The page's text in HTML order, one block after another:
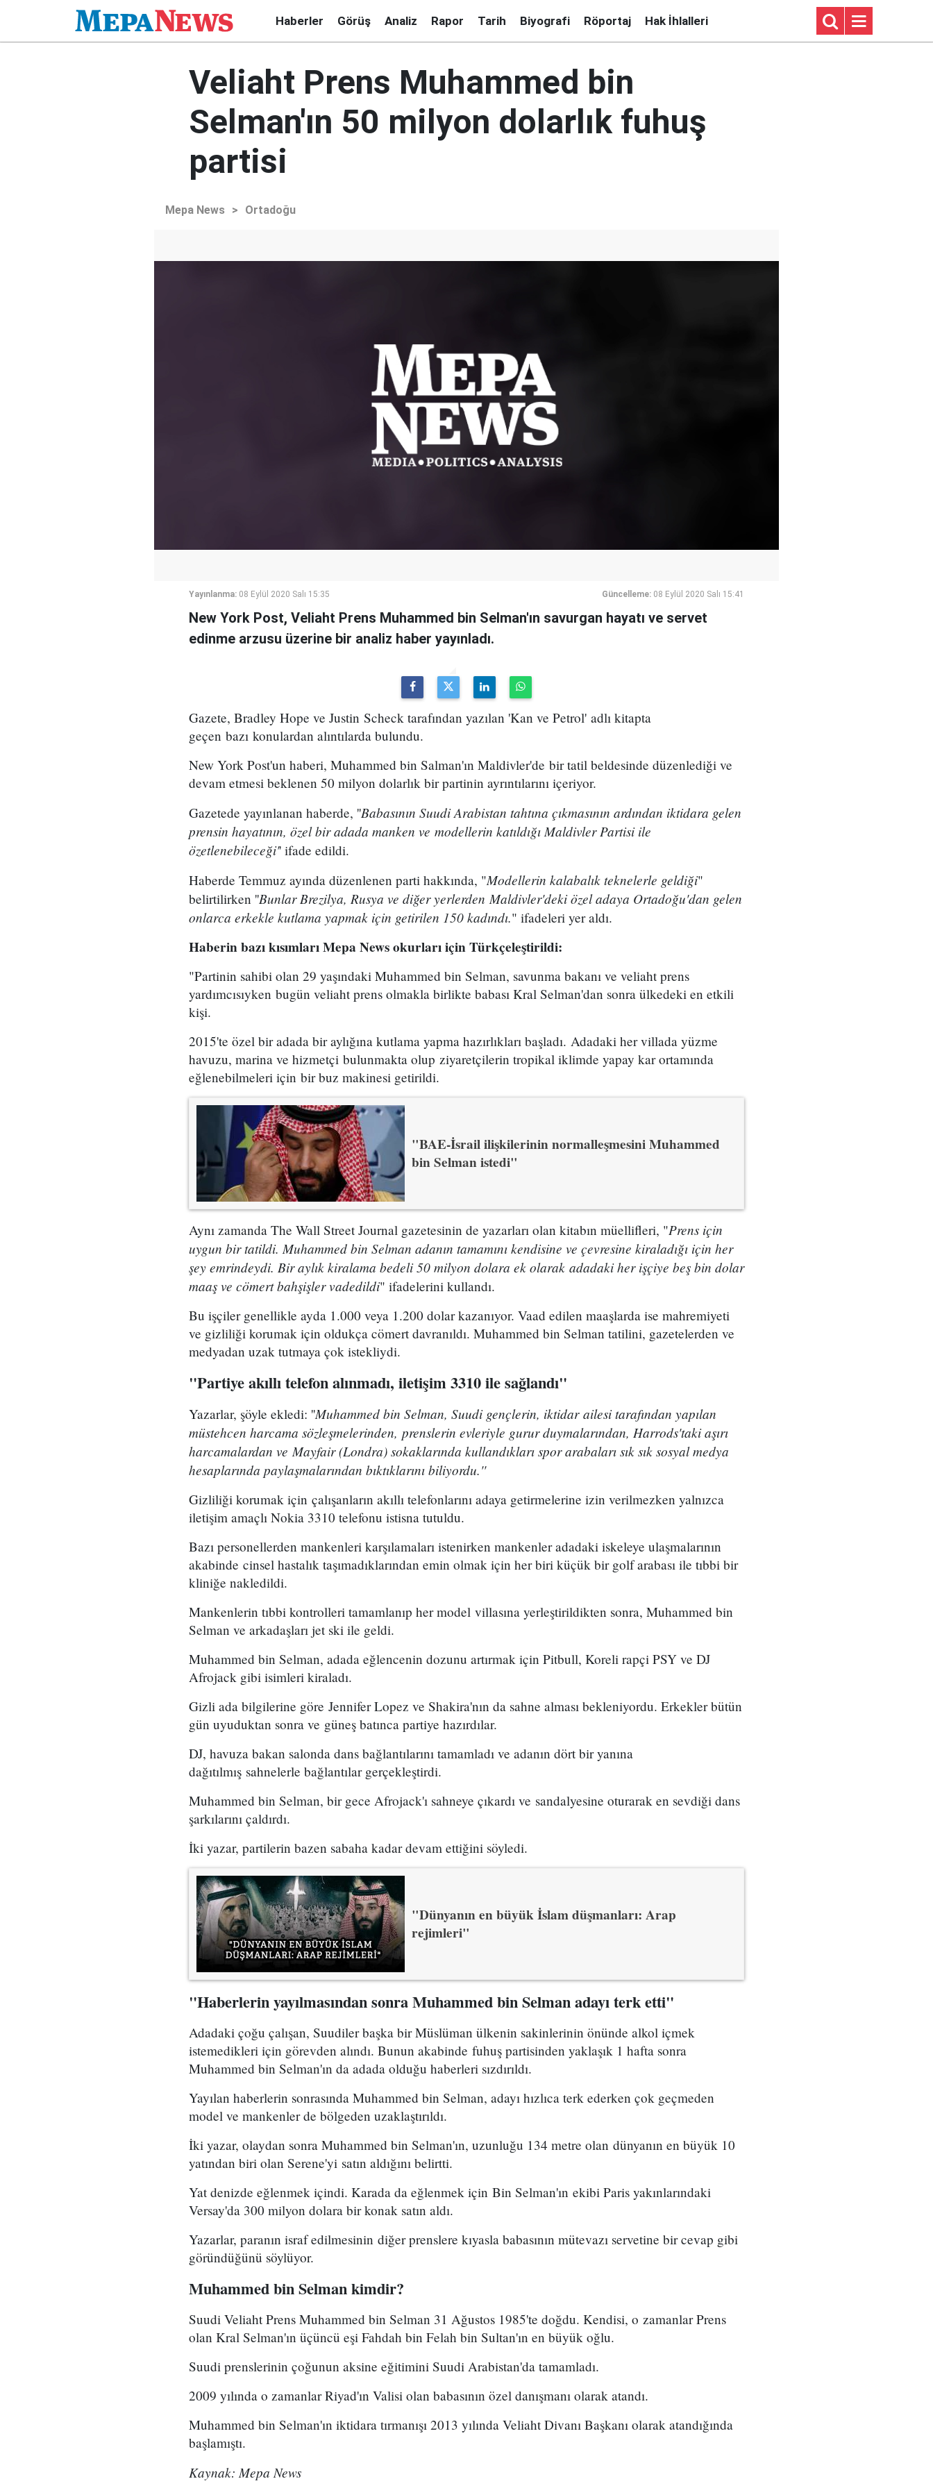
Haberler Görüş Analiz Rapor Tarih Biyografi Röportaj Hak İhlalleri
Veliaht Prens Muhammed bin
Selman'ın 50 milyon dolarlık fuhuş
partisi
Mepa News > Ortadoğu
Yayınlanma: 08 Eylül 2020 Salı 15:35 Güncelleme: 08 Eylül 2020 Salı 15:41
New York Post, Veliaht Prens Muhammed bin Selman'ın savurgan hayatı ve servet
edinme arzusu üzerine bir analiz haber yayınladı.
Gazete, Bradley Hope ve Justin Scheck tarafından yazılan 'Kan ve Petrol' adlı kitapta
geçen bazı konulardan alıntılarda bulundu.
New York Post'un haberi, Muhammed bin Salman'ın Maldivler'de bir tatil beldesinde düzenlediği ve
devam etmesi beklenen 50 milyon dolarlık bir partinin ayrıntılarını içeriyor.
Gazetede yayınlanan haberde, ''Babasının Suudi Arabistan tahtına çıkmasının ardından iktidara gelen
prensin hayatının, özel bir adada manken ve modellerin katıldığı Maldivler Partisi ile
özetlenebileceği'' ifade edildi.
Haberde Temmuz ayında düzenlenen parti hakkında, "Modellerin kalabalık teknelerle geldiği"
belirtilirken ''Bunlar Brezilya, Rusya ve diğer yerlerden Maldivler'deki özel adaya Ortadoğu'dan gelen
onlarca erkekle kutlama yapmak için getirilen 150 kadındı." ifadeleri yer aldı.
Haberin bazı kısımları Mepa News okurları için Türkçeleştirildi:
"Partinin sahibi olan 29 yaşındaki Muhammed bin Selman, savunma bakanı ve veliaht prens
yardımcısıyken bugün veliaht prens olmakla birlikte babası Kral Selman'dan sonra ülkedeki en etkili
kişi.
2015'te özel bir adada bir aylığına kutlama yapma hazırlıkları başladı. Adadaki her villada yüzme
havuzu, marina ve hizmetçi bulunmakta olup ziyaretçilerin tropikal iklimde yapay kar ortamında
eğlenebilmeleri için bir buz makinesi getirildi.
"BAE-İsrail ilişkilerinin normalleşmesini Muhammed
bin Selman istedi"
Aynı zamanda The Wall Street Journal gazetesinin de yazarları olan kitabın müellifleri, "Prens için
uygun bir tatildi. Muhammed bin Selman adanın tamamını kendisine ve çevresine kiraladığı için her
şey emrindeydi. Bir aylık kiralama bedeli 50 milyon dolara ek olarak adadaki her işçiye beş bin dolar
maaş ve cömert bahşişler vadedildi" ifadelerini kullandı.
Bu işçiler genellikle ayda 1.000 veya 1.200 dolar kazanıyor. Vaad edilen maaşlarda ise mahremiyeti
ve gizliliği korumak için oldukça cömert davranıldı. Muhammed bin Selman tatilini, gazetelerden ve
medyadan uzak tutmaya çok istekliydi.
"Partiye akıllı telefon alınmadı, iletişim 3310 ile sağlandı"
Yazarlar, şöyle ekledi: ''Muhammed bin Selman, Suudi gençlerin, iktidar ailesi tarafından yapılan
müstehcen harcama sözleşmelerinden, prenslerin evleriyle gurur duymalarından, Harrods'taki aşırı
harcamalardan ve Mayfair (Londra) sokaklarında kullandıkları spor arabaları sık sık sosyal medya
hesaplarında paylaşmalarından bıktıklarını biliyordu.''
Gizliliği korumak için çalışanların akıllı telefonlarını adaya getirmelerine izin verilmezken yalnızca
iletişim amaçlı Nokia 3310 telefonu istisna tutuldu.
Bazı personellerden mankenleri karşılamaları istenirken mankenler adadaki iskeleye ulaşmalarının
akabinde cinsel hastalık taşımadıklarından emin olmak için her biri küçük bir golf arabası ile tıbbi bir
kliniğe nakledildi.
Mankenlerin tıbbi kontrolleri tamamlanıp her model villasına yerleştirildikten sonra, Muhammed bin
Selman ve arkadaşları jet ski ile geldi.
Muhammed bin Selman, adada eğlencenin dozunu artırmak için Pitbull, Koreli rapçi PSY ve DJ
Afrojack gibi isimleri kiraladı.
Gizli ada bilgilerine göre Jennifer Lopez ve Shakira'nın da sahne alması bekleniyordu. Erkekler bütün
gün uyuduktan sonra ve güneş batınca partiye hazırdılar.
DJ, havuza bakan salonda dans bağlantılarını tamamladı ve adanın dört bir yanına
dağıtılmış sahnelerle bağlantılar gerçekleştirdi.
Muhammed bin Selman, bir gece Afrojack'ı sahneye çıkardı ve sandalyesine oturarak en sevdiği dans
şarkılarını çaldırdı.
İki yazar, partilerin bazen sabaha kadar devam ettiğini söyledi.
"Dünyanın en büyük İslam düşmanları: Arap
rejimleri"
"Haberlerin yayılmasından sonra Muhammed bin Selman adayı terk etti"
Adadaki çoğu çalışan, Suudiler başka bir Müslüman ülkenin sakinlerinin önünde alkol içmek
istemedikleri için görevden alındı. Bunun akabinde ​​fuhuş partisinden yaklaşık 1 hafta sonra
Muhammed bin Selman'ın da adada olduğu haberleri sızdırıldı.
Yayılan haberlerin sonrasında Muhammed bin Selman, adayı hızlıca terk ederken çok geçmeden
model ve mankenler de bölgeden uzaklaştırıldı.
İki yazar, olaydan sonra Muhammed bin Selman'ın, uzunluğu 134 metre olan dünyanın en büyük 10
yatından biri olan Serene'yi satın aldığını belirtti.
Yat denizde eğlenmek içindi. Karada da eğlenmek için Bin Selman'ın ekibi Paris yakınlarındaki
Versay'da 300 milyon dolara bir konak satın aldı.
Yazarlar, paranın israf edilmesinin diğer prenslere kıyasla babasının mütevazı servetine bir cevap gibi
göründüğünü söylüyor.
Muhammed bin Selman kimdir?
Suudi Veliaht Prens Muhammed bin Selman 31 Ağustos 1985'te doğdu. Kendisi, o zamanlar Prens
olan Kral Selman'ın üçüncü eşi Fahdah bin Felah bin Sultan'ın en büyük oğlu.
Suudi prenslerinin çoğunun aksine eğitimini Suudi Arabistan'da tamamladı.
2009 yılında o zamanlar Riyad'ın Valisi olan babasının özel danışmanı olarak atandı.
Muhammed bin Selman'ın iktidara tırmanışı 2013 yılında Veliaht Divanı Başkanı olarak atandığında
başlamıştı.
Kaynak: Mepa News